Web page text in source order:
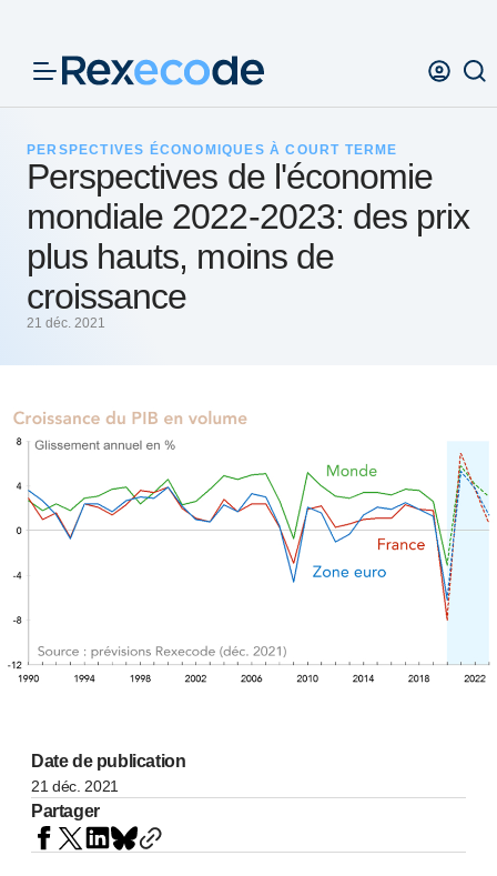
PERSPECTIVES ÉCONOMIQUES À COURT TERME
Perspectives de l'économie
mondiale 2022-2023: des prix
plus hauts, moins de
croissance
21 déc. 2021
Date de publication
21 déc. 2021
Partager